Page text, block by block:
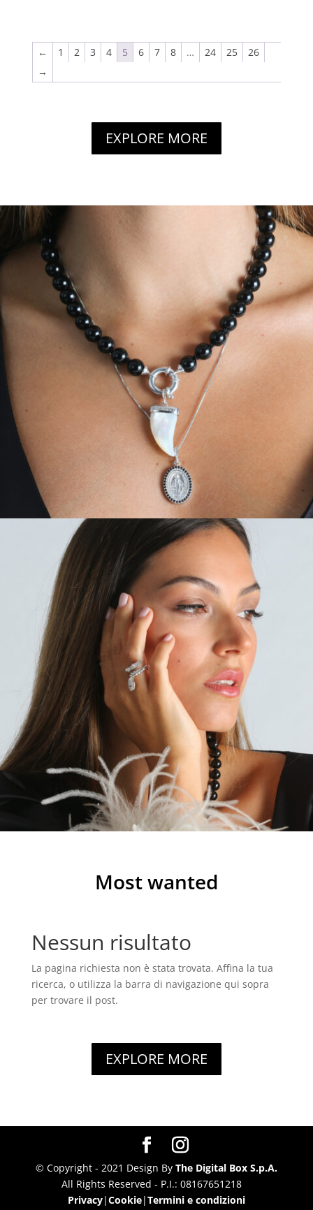
← 1 2 3 4 5 6 7 8 … 24 25
26
→
EXPLORE MORE
Most wanted
Nessun risultato
La pagina richiesta non è stata trovata. Affina la tua
ricerca, o utilizza la barra di navigazione qui sopra
per trovare il post.
EXPLORE MORE
© Copyright - 2021 Design By The Digital Box S.p.A.
All Rights Reserved - P.I.: 08167651218
Privacy|Cookie|Termini e condizioni